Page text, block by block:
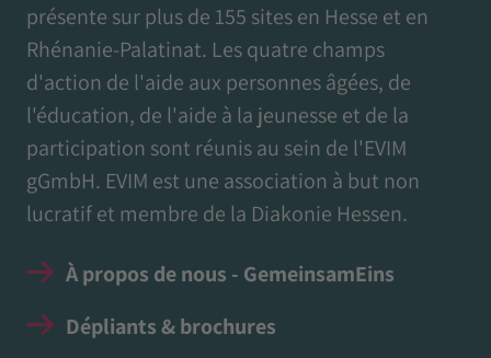
présente sur plus de 155 sites en Hesse et en
Rhénanie-Palatinat. Les quatre champs
d'action de l'aide aux personnes âgées, de
l'éducation, de l'aide à la jeunesse et de la
participation sont réunis au sein de l'EVIM
gGmbH. EVIM est une association à but non
lucratif et membre de la Diakonie Hessen.
À propos de nous - GemeinsamEins
Dépliants & brochures